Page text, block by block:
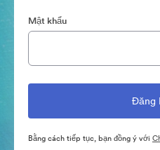
Mật khẩu
Bằng cách tiếp tục, bạn đồng ý với